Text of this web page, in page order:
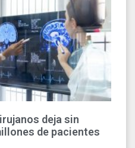
deja sin
de pacientes